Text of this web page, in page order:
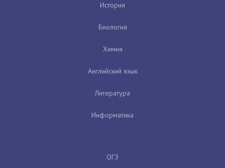
История
Биология
Химия
Английский язык
Литература
Информатика
ОГЭ